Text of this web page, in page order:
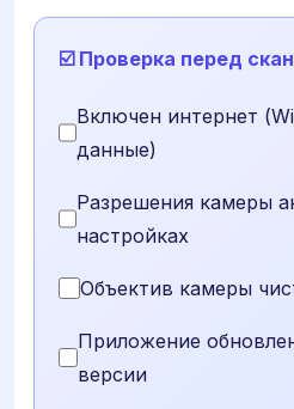
☑️ Проверка перед
Включен интернет
данные)
Разрешения камеры
настройках
Объектив камеры
Приложение
версии